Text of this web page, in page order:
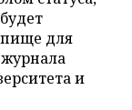
пище для
и